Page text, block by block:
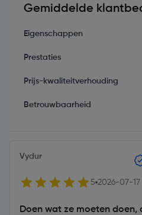
Gemiddelde
Eigenschappen
Prestaties
Prijs-kwaliteitverhouding
Betrouwbaarheid
Vydur
5 2026-07-17
Doen wat ze moeten doen,